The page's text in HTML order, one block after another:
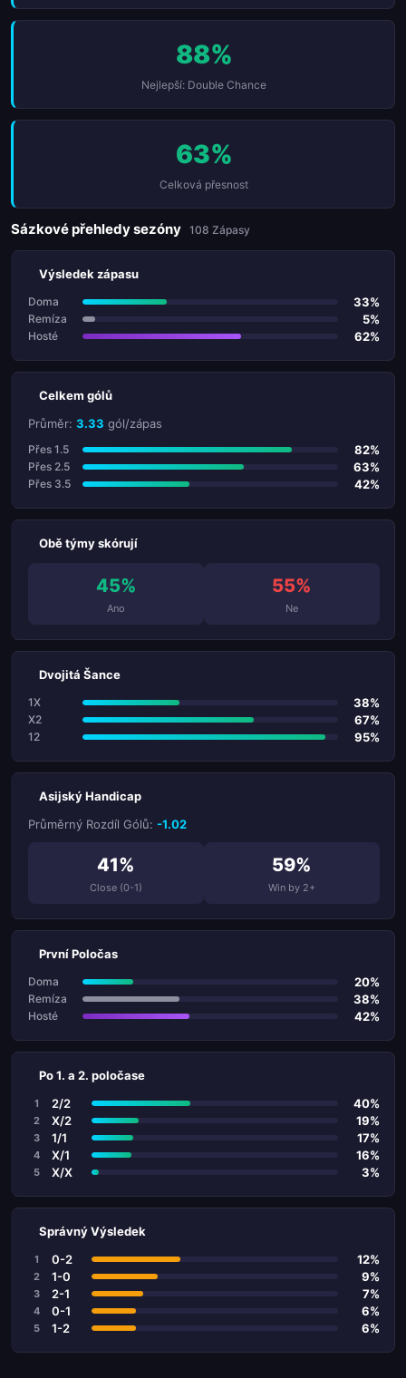
88%
Nejlepší: Double Chance
63%
Celková přesnost
Sázkové přehledy sezóny 108 Zápasy
Výsledek zápasu
Doma 33%
Remíza 5%
Hosté 62%
Celkem gólů
Průměr: 3.33 gól/zápas
Přes 1.5 82%
Přes 2.5 63%
Přes 3.5 42%
Obě týmy skórují
45%
Ano
55%
Ne
Dvojitá Šance
1X 38%
X2 67%
12 95%
Asijský Handicap
Průměrný Rozdíl Gólů: -1.02
41%
Close (0-1)
59%
Win by 2+
První Poločas
Doma 20%
Remíza 38%
Hosté 42%
Po 1. a 2. poločase
1 2/2 40%
2 X/2 19%
3 1/1 17%
4 X/1 16%
5 X/X 3%
Správný Výsledek
1 0-2 12%
2 1-0 9%
3 2-1 7%
4 0-1 6%
5 1-2 6%